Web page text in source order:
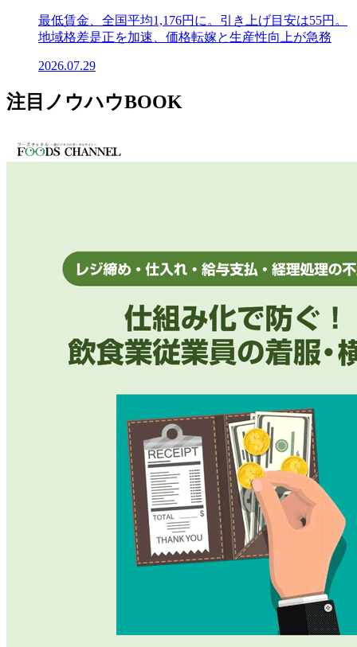
最低賃金、全国平均1,176円に。引き上げ目安は55円。
地域格差是正を加速、価格転嫁と生産性向上が急務
2026.07.29
注目ノウハウBOOK